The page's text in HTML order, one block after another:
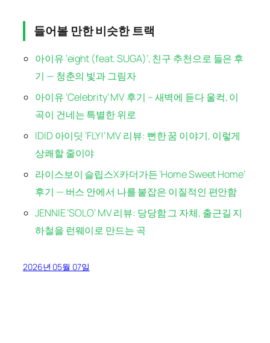
들어볼 만한 비슷한 트랙
아이유 ‘eight (feat. SUGA)’, 친구 추천으로 들은 후
기 — 청춘의 빛과 그림자
아이유 ‘Celebrity’ MV 후기 – 새벽에 듣다 울컥, 이
곡이 건네는 특별한 위로
IDID 아이딧 ‘FLY!’ MV 리뷰: 뻔한 꿈 이야기, 이렇게
상쾌할 줄이야
라이스보이 슬립스X카더가든 ‘Home Sweet Home’
후기 — 버스 안에서 나를 붙잡은 이질적인 편안함
JENNIE ‘SOLO’ MV 리뷰: 당당함 그 자체, 출근길 지
하철을 런웨이로 만드는 곡
2026년 05월 07일